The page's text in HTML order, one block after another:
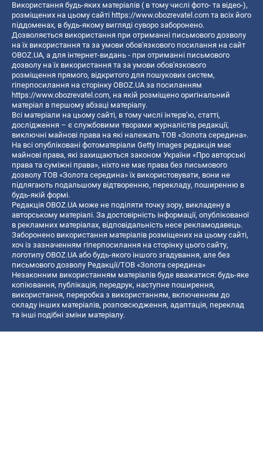
Використання будь-яких матеріалів ( в тому числі фото- та відео-),
розміщених на цьому сайті https://www.obozrevatel.com та всіх його
піддоменах, в будь-якому вигляді суворо заборонено.
Дозволяється використання при отриманні письмового дозволу
на їх використання та за умови обов'язкового посилання на сайт
OBOZ.UA, а для інтернет-видань - при отриманні письмового
дозволу на їх використання та за умови обов'язкового
розміщення прямого, відкритого для пошукових систем,
гіперпосилання на сторінку OBOZ.UA за посиланням
https://www.obozrevatel.com, на якій розміщено оригінальний
матеріал в першому абзаці матеріалу.
Всі матеріали на цьому сайті, в тому числі інтерв’ю, статті,
дослідження – є службовими творами журналістів редакції,
виключні майнові права на які належать ТОВ «Золота середина».
На всі опубліковані фотоматеріали Getty Images редакція має
майнові права, які захищаються законом України «Про авторські
права та суміжні права», ніхто не має права без письмового
дозволу ТОВ «Золота середина» їх використовувати, вони не
підлягають подальшому відтворенню, перекладу, поширенню в
будь-якій формі.
Редакція OBOZ.UA може не поділяти точку зору, викладену в
авторському матеріалі. За достовірність інформації, опублікованої
в рекламних матеріалах, відповідальність несе рекламодавець.
Заборонено використання матеріалів розміщених на цьому сайті,
хоч із зазначенням гіперпосилання на сторінку цього сайту,
логотипу OBOZ.UA або будь-якого іншого згадування, але без
письмового дозволу Редакції/ТОВ «Золота середина»
Незаконним використанням матеріалів буде вважатися: будь-яке
копiювання, публiкацiя, передрук, наступне поширення,
використання, переробка з використанням, включенням до
складу інших матеріалів, розповсюдження, адаптація, переклад
та інші подібні зміни матеріалу.